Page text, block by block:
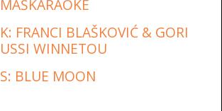
MAŠKARAOKE
K: FRANCI BLAŠKOVIĆ & GORI
USSI WINNETOU
S: BLUE MOON